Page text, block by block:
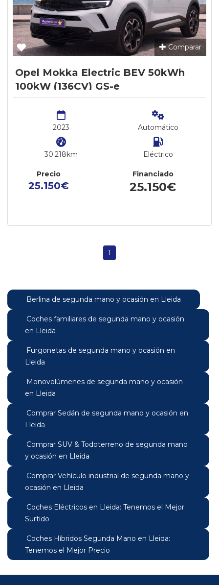
Comparar
Opel Mokka Electric BEV 50kWh
100kW (136CV) GS-e
2023
30.218km
Automático
Eléctrico
Precio
25.150€
Financiado
25.150€
1
Berlina de segunda mano y ocasión en Lleida
Coches familiares de segunda mano y ocasión
en Lleida
Furgonetas de segunda mano y ocasión en
Lleida
Monovolúmenes de segunda mano y ocasión
en Lleida
Comprar Sedán de segunda mano y ocasión en
Lleida
Comprar SUV & Todoterreno de segunda mano
y ocasión en Lleida
Comprar Vehículo industrial de segunda mano y
ocasión en Lleida
Coches Eléctricos en Lleida: Tenemos el Mejor
Surtido
Coches Híbridos Segunda Mano en Lleida:
Tenemos el Mejor Precio